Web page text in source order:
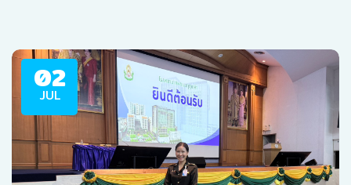
02
JUL